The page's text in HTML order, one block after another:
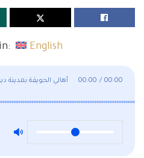
English
أهالي الحويقة بمدينة 00:00 / 00:00